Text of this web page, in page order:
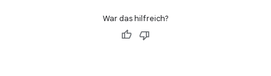
War das hilfreich?